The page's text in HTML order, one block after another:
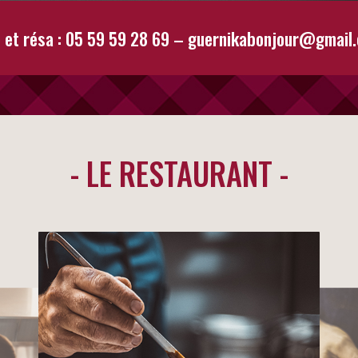
résa : 05 59 59 28 69 –
- LE RESTAURANT -